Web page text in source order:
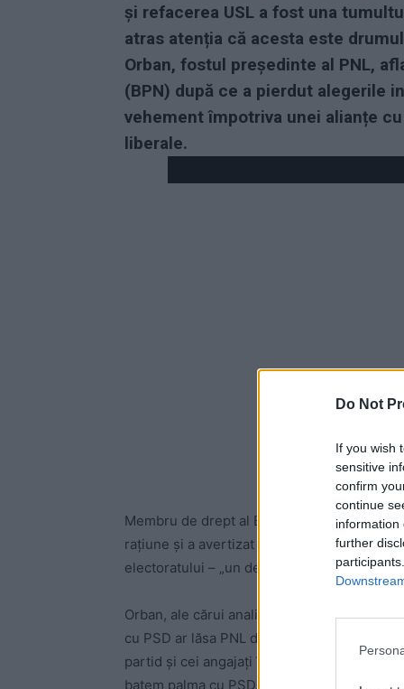
Do Not
If you wish
sensitive
confirm
continue
information
further
și refacerea USL a fost una
atras atenția că acesta este
Orban, fostul președinte al PNL,
(BPN) după ce a pierdut alegerile
vehement împotriva unei alianțe cu
liberale.
Membru de drept al BPN, în calitate de
rațiune și a avertizat că, dacă PNL intră în
electoratului – „un dezastru absolut”.
Orban, ale cărui analize politice și predicții
cu PSD ar lăsa PNL doar cu electoratul
partid și cei angajați în administrație pe
batem palma cu PSD. Nu există nicio